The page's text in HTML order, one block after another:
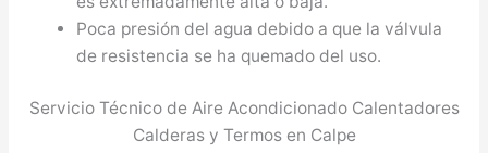
Poca presión del agua debido a que la válvula
de resistencia se ha quemado del uso.
Servicio Técnico de Aire Acondicionado Calentadores
Calderas y Termos en Calpe